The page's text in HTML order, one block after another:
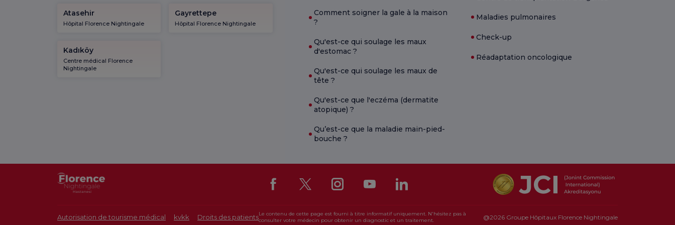
Atasehir
Hôpital Florence Nightingale
Gayrettepe
Hôpital Florence Nightingale
Kadıköy
Centre médical Florence
Nightingale
Comment soigner la gale à la maison
?
Qu'est-ce qui soulage les maux
d'estomac ?
Qu'est-ce qui soulage les maux de
tête ?
Qu'est-ce que l'eczéma (dermatite
atopique) ?
Qu’est-ce que la maladie main-pied-
bouche ?
Maladies pulmonaires
Check-up
Réadaptation oncologique
Autorisation de tourisme médical kvkk Droits des patientsLe contenu de cette page est fourni à titre informatif uniquement. N'hésitez pas à
consulter votre médecin pour obtenir un diagnostic et un traitement.
@2026 Groupe Hôpitaux Florence Nightingale